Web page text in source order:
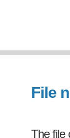
File
The file